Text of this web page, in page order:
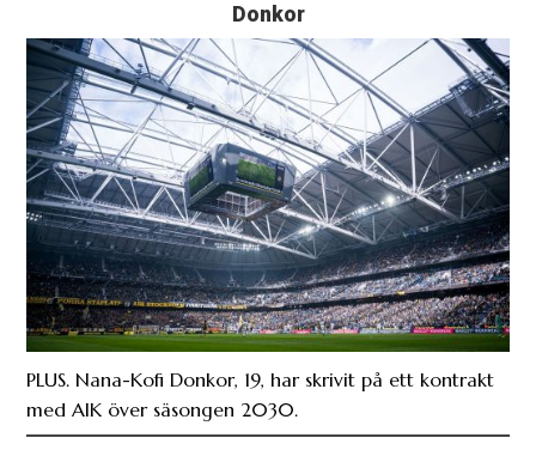
Donkor
PLUS. Nana-Kofi Donkor, 19, har skrivit på ett kontrakt
med AIK över säsongen 2030.